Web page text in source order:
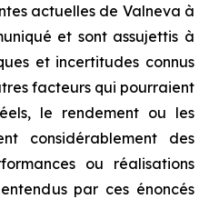
actuelles de Valneva à
et sont assujettis à
et incertitudes connus
facteurs qui pourraient
le rendement ou les
considérablement des
ou réalisations
par ces énoncés